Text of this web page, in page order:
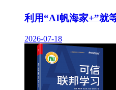
利用“AI帆海家+”就
2026-07-18